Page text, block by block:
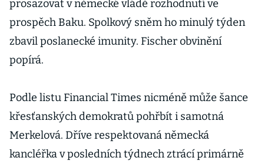
prosazovat v německé vládě rozhodnutí ve
prospěch Baku. Spolkový sněm ho minulý týden
zbavil poslanecké imunity. Fischer obvinění
popírá.
Podle listu Financial Times nicméně může šance
křesťanských demokratů pohřbít i samotná
Merkelová. Dříve respektovaná německá
kancléřka v posledních týdnech ztrácí primárně